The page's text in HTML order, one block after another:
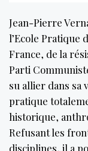
Jean-Pierre
l’Ecole Pratique
France, de la
Parti
su allier dans sa
pratique
historique,
Refusant les
disciplines, il a